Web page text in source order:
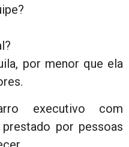
por menor que ela
executivo com
por pessoas